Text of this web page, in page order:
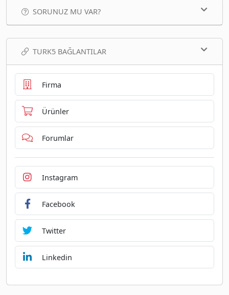
SORUNUZ MU VAR?
TURK5 BAĞLANTILAR
Firma
Ürünler
Forumlar
Instagram
Facebook
Twitter
Linkedin